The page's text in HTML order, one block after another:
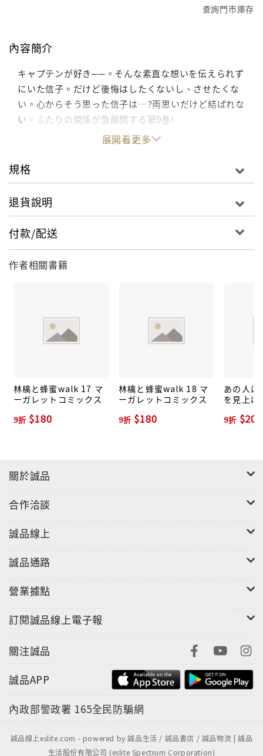
查詢門市庫存
內容簡介
キャプテンが好き──。そんな素直な想いを伝えられず
にいた信子。だけど後悔はしたくないし、させたくな
い。心からそう思った信子は…?両思いだけど結ばれな
い。ふたりの関係が急展開する第9巻!
展開看更多
規格
退貨說明
付款/配送
作者相關書籍
林檎と蜂蜜walk 17 マ
ーガレットコミックス
9折 $180
林檎と蜂蜜walk 18 マ
ーガレットコミックス
9折 $180
あの人は
を見上げ
9折 $202
關於誠品
合作洽談
誠品線上
誠品通路
營業據點
訂閱誠品線上電子報
關注誠品
誠品APP
內政部警政署 165全民防騙網
誠品線上eslite.com - powered by 誠品生活 / 誠品書店 / 誠品物流 | 誠品
生活股份有限公司 (eslite Spectrum Corporation)